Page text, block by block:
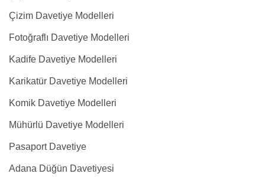
Çizim Davetiye Modelleri
Fotoğraflı Davetiye Modelleri
Kadife Davetiye Modelleri
Karikatür Davetiye Modelleri
Komik Davetiye Modelleri
Mühürlü Davetiye Modelleri
Pasaport Davetiye
Adana Düğün Davetiyesi